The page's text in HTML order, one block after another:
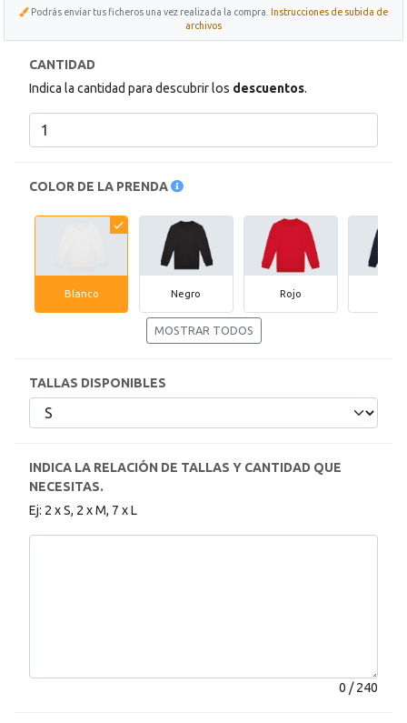
Podrás envíar tus ficheros una vez realizada la compra. Instrucciones de subida de
archivos
saber
sobre
cada
característica
haga
puede
toda
CANTIDAD
Indica la cantidad para descubrir los descuentos.
COLOR DE LA PRENDA
Blanco Negro Rojo
MOSTRAR TODOS
TALLAS DISPONIBLES
INDICA LA RELACIÓN DE TALLAS Y CANTIDAD QUE
NECESITAS.
Ej: 2 x S, 2 x M, 7 x L
0 / 240